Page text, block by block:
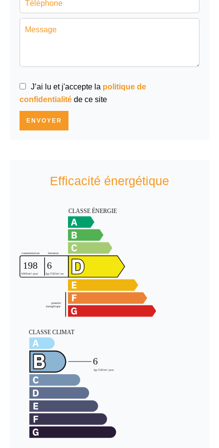
J’ai lu et j'accepte la politique de
confidentialité de ce site
ENVOYER
Efficacité énergétique